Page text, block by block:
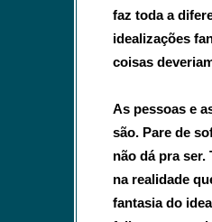
faz toda a
idealizações
coisas
As pessoas e
são. Pare de
não dá pra ser.
na realidade
fantasia do